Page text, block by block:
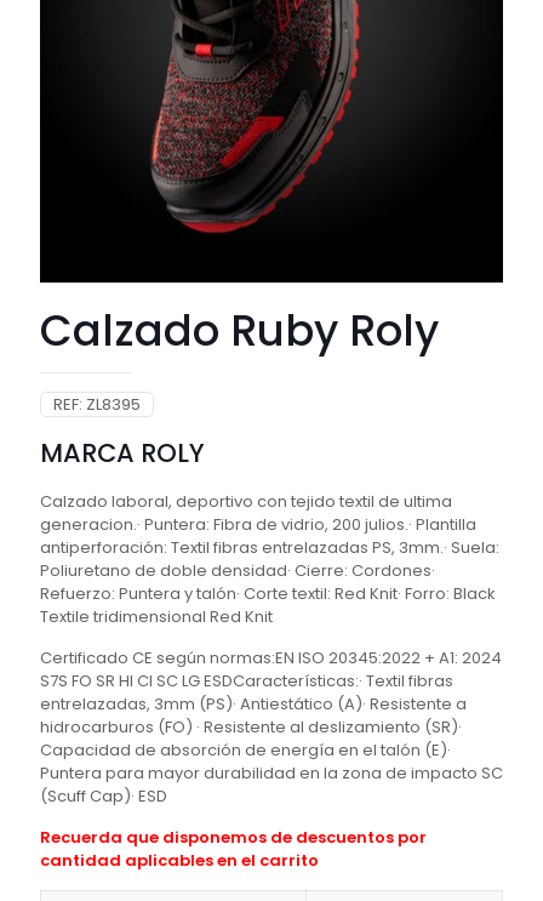
Calzado Ruby Roly
REF: ZL8395
MARCA ROLY
Calzado laboral, deportivo con tejido textil de ultima
generacion.· Puntera: Fibra de vidrio, 200 julios.· Plantilla
antiperforación: Textil fibras entrelazadas PS, 3mm.· Suela:
Poliuretano de doble densidad· Cierre: Cordones·
Refuerzo: Puntera y talón· Corte textil: Red Knit· Forro: Black
Textile tridimensional Red Knit
Certificado CE según normas:EN ISO 20345:2022 + A1: 2024
S7S FO SR HI CI SC LG ESDCaracterísticas:· Textil fibras
entrelazadas, 3mm (PS)· Antiestático (A)· Resistente a
hidrocarburos (FO) · Resistente al deslizamiento (SR)·
Capacidad de absorción de energía en el talón (E)·
Puntera para mayor durabilidad en la zona de impacto SC
(Scuff Cap)· ESD
Recuerda que disponemos de descuentos por
cantidad aplicables en el carrito